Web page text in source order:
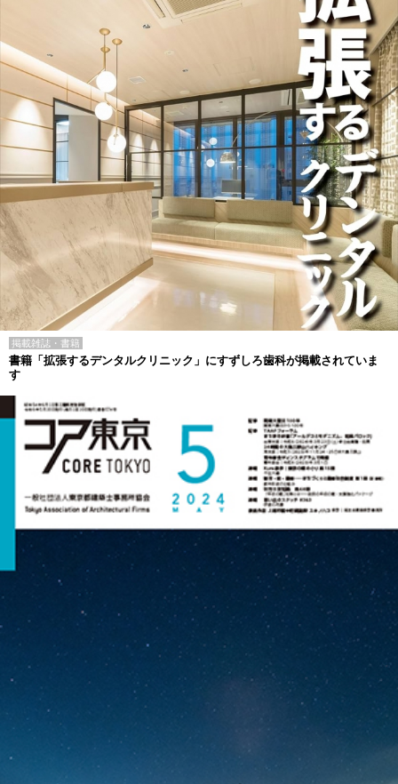
掲載雑誌・書籍
書籍「拡張するデンタルクリニック」にすずしろ歯科が掲載されていま
す